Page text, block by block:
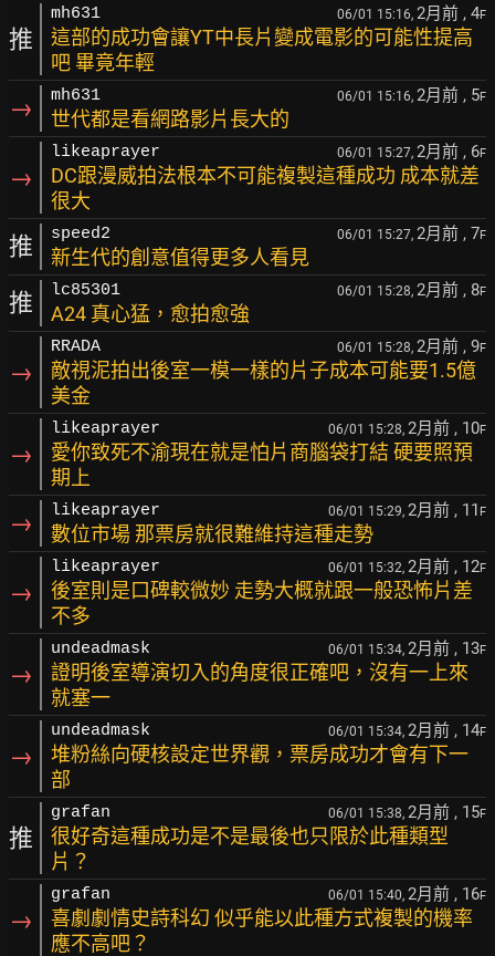
推
mh631 06/01 15:16, 2月前 , 4F
這部的成功會讓YT中長片變成電影的可能性提高
吧 畢竟年輕
→ mh631 06/01 15:16, 2月前 , 5F
世代都是看網路影片長大的
→
likeaprayer 06/01 15:27, 2月前 , 6F
DC跟漫威拍法根本不可能複製這種成功 成本就差
很大
推 speed2 06/01 15:27, 2月前 , 7F
新生代的創意值得更多人看見
推 lc85301 06/01 15:28, 2月前 , 8F
A24 真心猛，愈拍愈強
→
RRADA 06/01 15:28, 2月前 , 9F
敵視泥拍出後室一模一樣的片子成本可能要1.5億
美金
→
likeaprayer 06/01 15:28, 2月前 , 10F
愛你致死不渝現在就是怕片商腦袋打結 硬要照預
期上
→ likeaprayer 06/01 15:29, 2月前 , 11 F
數位市場 那票房就很難維持這種走勢
→
likeaprayer 06/01 15:32, 2月前 , 12F
後室則是口碑較微妙 走勢大概就跟一般恐怖片差
不多
→
undeadmask 06/01 15:34, 2月前 , 13F
證明後室導演切入的角度很正確吧，沒有一上來
就塞一
→
undeadmask 06/01 15:34, 2月前 , 14F
堆粉絲向硬核設定世界觀，票房成功才會有下一
部
推
grafan 06/01 15:38, 2月前 , 15F
很好奇這種成功是不是最後也只限於此種類型
片？
→
grafan 06/01 15:40, 2月前 , 16F
喜劇劇情史詩科幻 似乎能以此種方式複製的機率
應不高吧？